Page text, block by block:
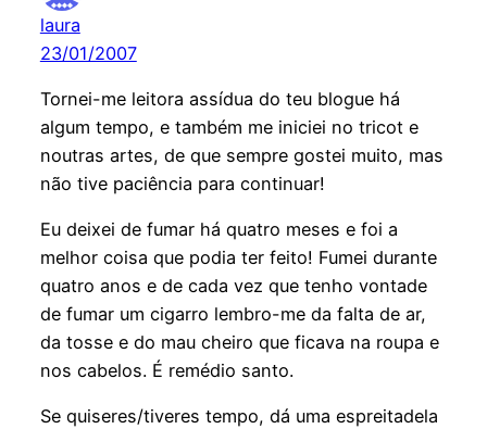
laura
23/01/2007
Tornei-me leitora assídua do teu blogue há
algum tempo, e também me iniciei no tricot e
noutras artes, de que sempre gostei muito, mas
não tive paciência para continuar!
Eu deixei de fumar há quatro meses e foi a
melhor coisa que podia ter feito! Fumei durante
quatro anos e de cada vez que tenho vontade
de fumar um cigarro lembro-me da falta de ar,
da tosse e do mau cheiro que ficava na roupa e
nos cabelos. É remédio santo.
Se quiseres/tiveres tempo, dá uma espreitadela